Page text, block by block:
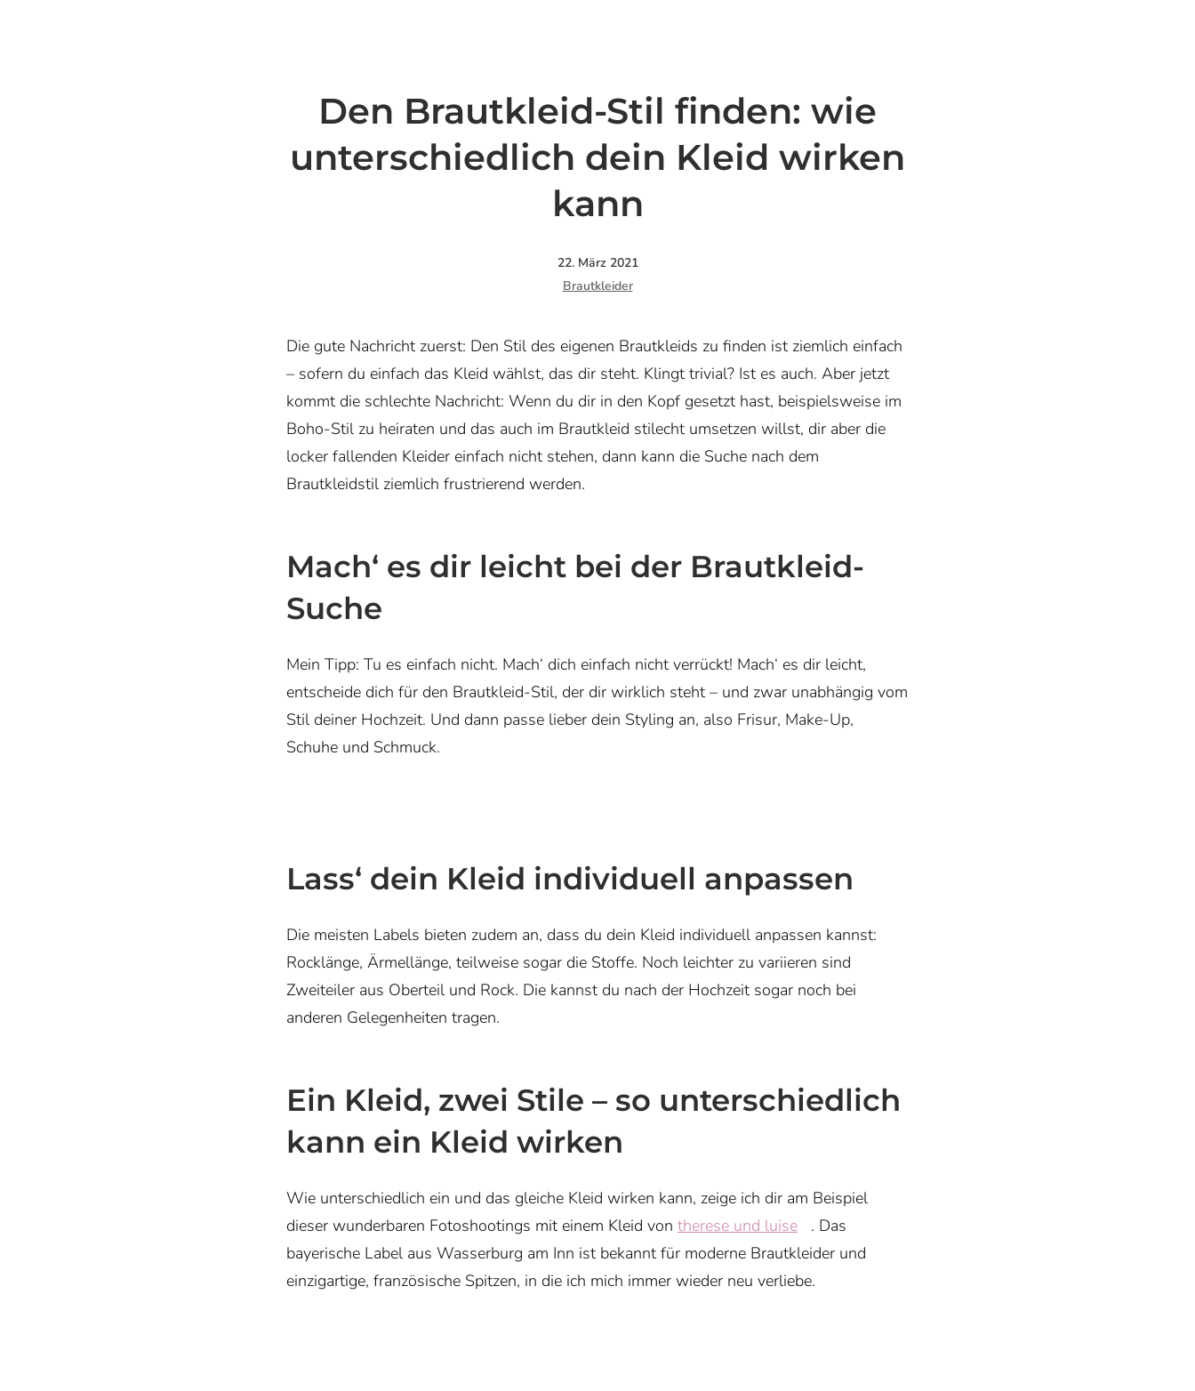
Den Brautkleid-Stil finden: wie
unterschiedlich dein Kleid wirken
kann
22. März 2021
Brautkleider
Die gute Nachricht zuerst: Den Stil des eigenen Brautkleids zu finden ist ziemlich einfach
– sofern du einfach das Kleid wählst, das dir steht. Klingt trivial? Ist es auch. Aber jetzt
kommt die schlechte Nachricht: Wenn du dir in den Kopf gesetzt hast, beispielsweise im
Boho-Stil zu heiraten und das auch im Brautkleid stilecht umsetzen willst, dir aber die
locker fallenden Kleider einfach nicht stehen, dann kann die Suche nach dem
Brautkleidstil ziemlich frustrierend werden.
Mach‘ es dir leicht bei der Brautkleid-
Suche
Mein Tipp: Tu es einfach nicht. Mach‘ dich einfach nicht verrückt! Mach‘ es dir leicht,
entscheide dich für den Brautkleid-Stil, der dir wirklich steht – und zwar unabhängig vom
Stil deiner Hochzeit. Und dann passe lieber dein Styling an, also Frisur, Make-Up,
Schuhe und Schmuck.
Lass‘ dein Kleid individuell anpassen
Die meisten Labels bieten zudem an, dass du dein Kleid individuell anpassen kannst:
Rocklänge, Ärmellänge, teilweise sogar die Stoffe. Noch leichter zu variieren sind
Zweiteiler aus Oberteil und Rock. Die kannst du nach der Hochzeit sogar noch bei
anderen Gelegenheiten tragen.
Ein Kleid, zwei Stile – so unterschiedlich
kann ein Kleid wirken
Wie unterschiedlich ein und das gleiche Kleid wirken kann, zeige ich dir am Beispiel
dieser wunderbaren Fotoshootings mit einem Kleid von therese und luise
. Das
bayerische Label aus Wasserburg am Inn ist bekannt für moderne Brautkleider und
einzigartige, französische Spitzen, in die ich mich immer wieder neu verliebe.